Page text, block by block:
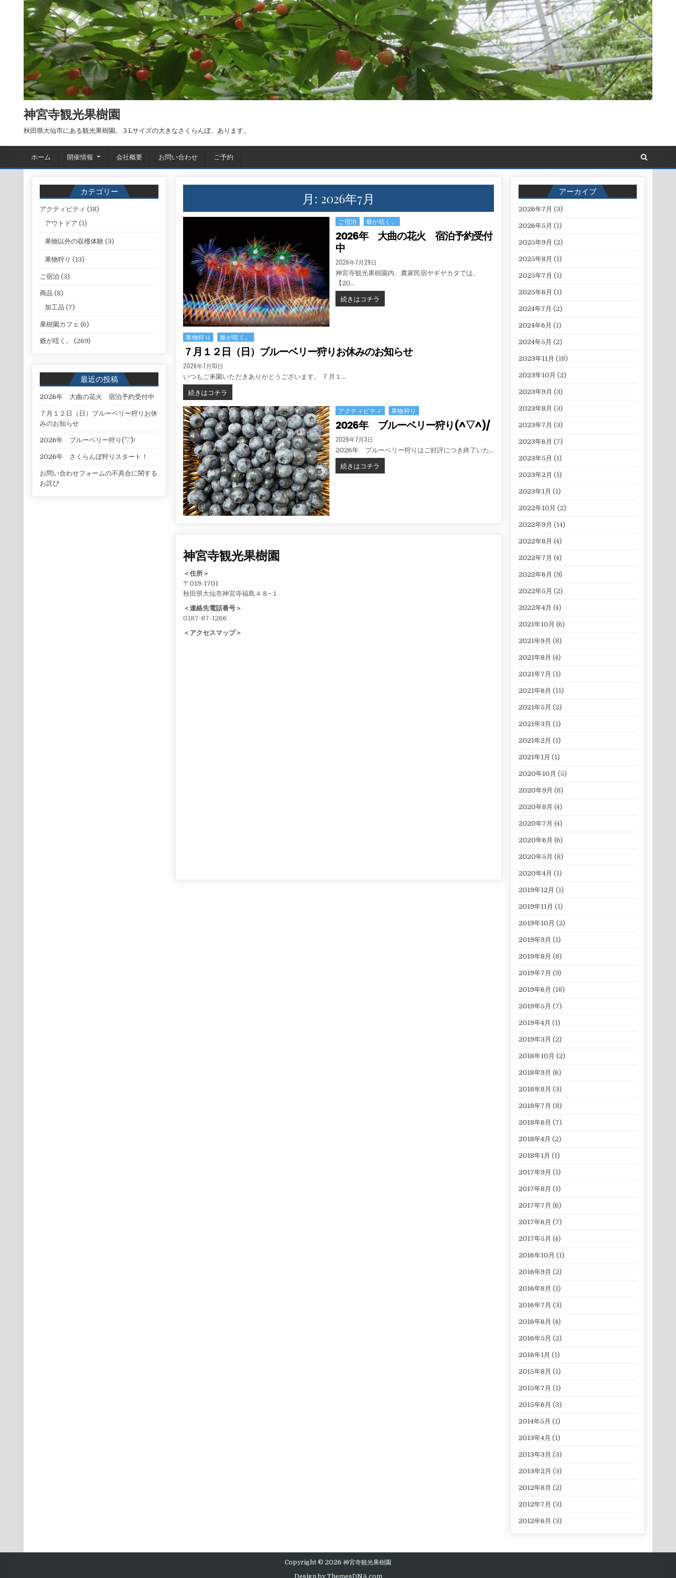
Skip to content
神宮寺観光果樹園
秋田県大仙市にある観光果樹園。３Lサイズの大きなさくらんぼ、あります。
ホーム 開催情報 会社概要 お問い合わせ ご予約
月: 2026年7月
Posted in
ご宿泊 爺が呟く。
2026年 大曲の花火 宿泊予約受付
中
PUBLISHED DATE:
2026年7月29日
神宮寺観光果樹園内、農家民宿ヤギヤカタでは、
【20…
続きはコチラ
Posted in
果物狩り 爺が呟く。
７月１２日（日）ブルーベリー狩りお休みのお知らせ
PUBLISHED DATE:
2026年7月10日
いつもご来園いただきありがとうございます。 ７月１…
続きはコチラ
Posted in
アクティビティ 果物狩り
2026年 ブルーベリー狩り(^▽^)/
PUBLISHED DATE:
2026年7月3日
2026年 ブルーベリー狩りはご好評につき終了いた…
続きはコチラ
神宮寺観光果樹園
＜住所＞
〒019-1701
秋田県大仙市神宮寺福島４８−１
＜連絡先電話番号＞
0187-87-1266
＜アクセスマップ＞
カテゴリー
アクティビティ (18)
アウトドア (1)
果物以外の収穫体験 (3)
果物狩り (13)
ご宿泊 (3)
商品 (8)
加工品 (7)
果樹園カフェ (6)
爺が呟く。 (269)
最近の投稿
2026年 大曲の花火 宿泊予約受付中
７月１２日（日）ブルーベリー狩りお休
みのお知らせ
2026年 ブルーベリー狩り(^▽^)/
2026年 さくらんぼ狩りスタート！
お問い合わせフォームの不具合に関する
お詫び
アーカイブ
2026年7月 (3)
2026年5月 (1)
2025年9月 (2)
2025年8月 (1)
2025年7月 (1)
2025年6月 (1)
2024年7月 (2)
2024年6月 (1)
2024年5月 (2)
2023年11月 (18)
2023年10月 (2)
2023年9月 (3)
2023年8月 (3)
2023年7月 (3)
2023年6月 (7)
2023年5月 (1)
2023年2月 (1)
2023年1月 (1)
2022年10月 (2)
2022年9月 (14)
2022年8月 (4)
2022年7月 (4)
2022年6月 (9)
2022年5月 (2)
2022年4月 (4)
2021年10月 (6)
2021年9月 (8)
2021年8月 (4)
2021年7月 (1)
2021年6月 (11)
2021年5月 (2)
2021年3月 (1)
2021年2月 (1)
2021年1月 (1)
2020年10月 (5)
2020年9月 (8)
2020年8月 (4)
2020年7月 (4)
2020年6月 (6)
2020年5月 (8)
2020年4月 (1)
2019年12月 (1)
2019年11月 (1)
2019年10月 (2)
2019年9月 (1)
2019年8月 (8)
2019年7月 (9)
2019年6月 (18)
2019年5月 (7)
2019年4月 (1)
2019年3月 (2)
2018年10月 (2)
2018年9月 (6)
2018年8月 (3)
2018年7月 (8)
2018年6月 (7)
2018年4月 (2)
2018年1月 (1)
2017年9月 (1)
2017年8月 (1)
2017年7月 (6)
2017年6月 (7)
2017年5月 (4)
2016年10月 (1)
2016年9月 (2)
2016年8月 (1)
2016年7月 (3)
2016年6月 (4)
2016年5月 (2)
2016年1月 (1)
2015年8月 (1)
2015年7月 (1)
2015年6月 (3)
2014年5月 (1)
2013年4月 (1)
2013年3月 (3)
2013年2月 (3)
2012年8月 (2)
2012年7月 (3)
2012年6月 (3)
Copyright © 2026 神宮寺観光果樹園
Design by ThemesDNA.com